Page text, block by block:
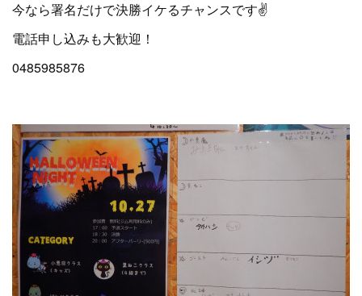
今なら署名だけで決勝イケるチャンスです✌️
電話申し込みも大歓迎！
0485985876